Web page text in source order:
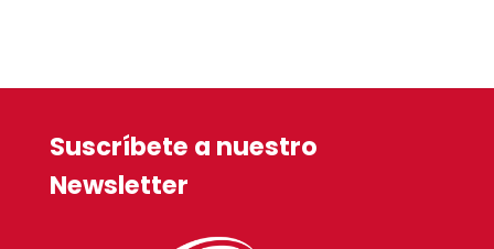
Suscríbete a nuestro
Newsletter